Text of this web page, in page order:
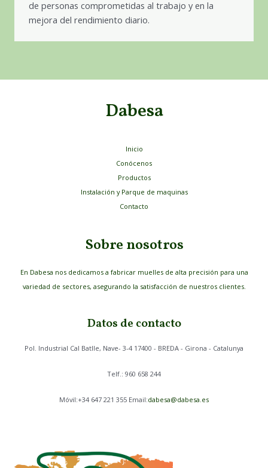
de personas comprometidas al trabajo y en la
mejora del rendimiento diario.
Dabesa
Inicio
Conócenos
Productos
Instalación y Parque de maquinas
Contacto
Sobre nosotros
En Dabesa nos dedicamos a fabricar muelles de alta precisión para una
variedad de sectores, asegurando la satisfacción de nuestros clientes.
Datos de contacto
Pol. Industrial Cal Batlle, Nave- 3-4 17400 - BREDA - Girona - Catalunya
Telf.: 960 658 244
Móvil:+34 647 221 355 Email:dabesa@dabesa.es